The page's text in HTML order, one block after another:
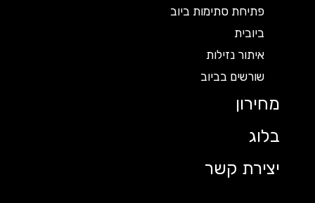
פתיחת סתימות ביוב
ביובית
איתור נזילות
שורשים בביוב
מחירון
בלוג
יצירת קשר